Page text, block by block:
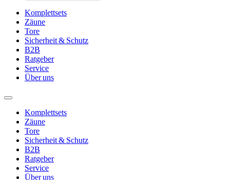
Komplettsets
Zäune
Tore
Sicherheit & Schutz
B2B
Ratgeber
Service
Über uns
Komplettsets
Zäune
Tore
Sicherheit & Schutz
B2B
Ratgeber
Service
Über uns